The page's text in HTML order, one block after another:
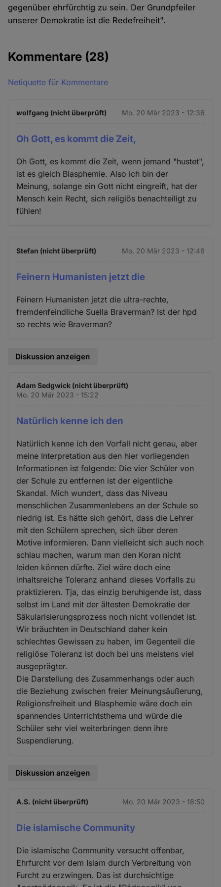
gegenüber ehrfürchtig zu sein. Der Grundpfeiler
unserer Demokratie ist die Redefreiheit".
Kommentare (28)
Netiquette für Kommentare
wolfgang (nicht überprüft) Mo. 20 Mär 2023 - 12:36
Oh Gott, es kommt die Zeit,
Oh Gott, es kommt die Zeit, wenn jemand "hustet",
ist es gleich Blasphemie. Also ich bin der
Meinung, solange ein Gott nicht eingreift, hat der
Mensch kein Recht, sich religiös benachteiligt zu
fühlen!
Stefan (nicht überprüft) Mo. 20 Mär 2023 - 12:46
Feinern Humanisten jetzt die
Feinern Humanisten jetzt die ultra-rechte,
fremdenfeindliche Suella Braverman? Ist der hpd
so rechts wie Braverman?
Diskussion anzeigen
Adam Sedgwick (nicht überprüft)
Mo. 20 Mär 2023 - 15:22
Natürlich kenne ich den
Natürlich kenne ich den Vorfall nicht genau, aber
meine Interpretation aus den hier vorliegenden
Informationen ist folgende: Die vier Schüler von
der Schule zu entfernen ist der eigentliche
Skandal. Mich wundert, dass das Niveau
menschlichen Zusammenlebens an der Schule so
niedrig ist. Es hätte sich gehört, dass die Lehrer
mit den Schülern sprechen, sich über deren
Motive informieren. Dann vielleicht sich auch noch
schlau machen, warum man den Koran nicht
leiden können dürfte. Ziel wäre doch eine
inhaltsreiche Toleranz anhand dieses Vorfalls zu
praktizieren. Tja, das einzig beruhigende ist, dass
selbst im Land mit der ältesten Demokratie der
Säkularisierungsprozess noch nicht vollendet ist.
Wir bräuchten in Deutschland daher kein
schlechtes Gewissen zu haben, im Gegenteil die
religiöse Toleranz ist doch bei uns meistens viel
ausgeprägter.
Die Darstellung des Zusammenhangs oder auch
die Beziehung zwischen freier Meinungsäußerung,
Religionsfreiheit und Blasphemie wäre doch ein
spannendes Unterrichtsthema und würde die
Schüler sehr viel weiterbringen denn ihre
Suspendierung.
Diskussion anzeigen
A.S. (nicht überprüft) Mo. 20 Mär 2023 - 18:50
Die islamische Community
Die islamische Community versucht offenbar,
Ehrfurcht vor dem Islam durch Verbreitung von
Furcht zu erzwingen. Das ist durchsichtige